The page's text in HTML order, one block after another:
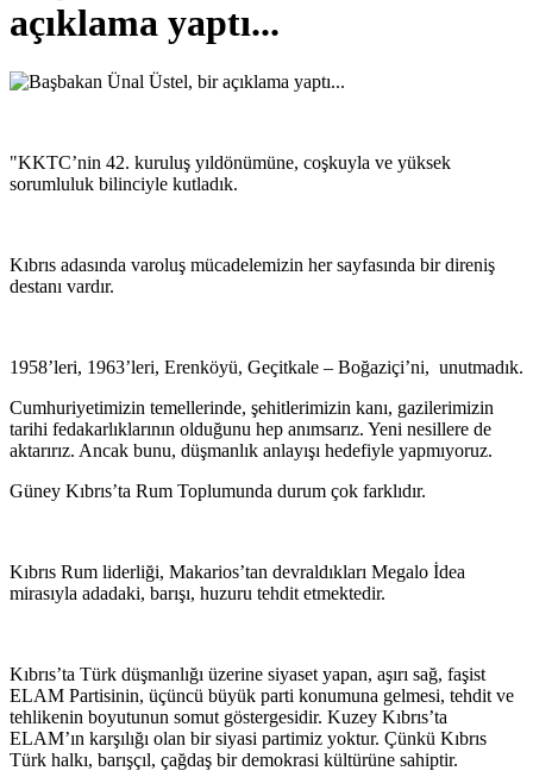
açıklama yaptı...
"KKTC’nin 42. kuruluş yıldönümüne, coşkuyla ve yüksek
sorumluluk bilinciyle kutladık.
Kıbrıs adasında varoluş mücadelemizin her sayfasında bir direniş
destanı vardır.
1958’leri, 1963’leri, Erenköyü, Geçitkale – Boğaziçi’ni, unutmadık.
Cumhuriyetimizin temellerinde, şehitlerimizin kanı, gazilerimizin
tarihi fedakarlıklarının olduğunu hep anımsarız. Yeni nesillere de
aktarırız. Ancak bunu, düşmanlık anlayışı hedefiyle yapmıyoruz.
Güney Kıbrıs’ta Rum Toplumunda durum çok farklıdır.
Kıbrıs Rum liderliği, Makarios’tan devraldıkları Megalo İdea
mirasıyla adadaki, barışı, huzuru tehdit etmektedir.
Kıbrıs’ta Türk düşmanlığı üzerine siyaset yapan, aşırı sağ, faşist
ELAM Partisinin, üçüncü büyük parti konumuna gelmesi, tehdit ve
tehlikenin boyutunun somut göstergesidir. Kuzey Kıbrıs’ta
ELAM’ın karşılığı olan bir siyasi partimiz yoktur. Çünkü Kıbrıs
Türk halkı, barışçıl, çağdaş bir demokrasi kültürüne sahiptir.